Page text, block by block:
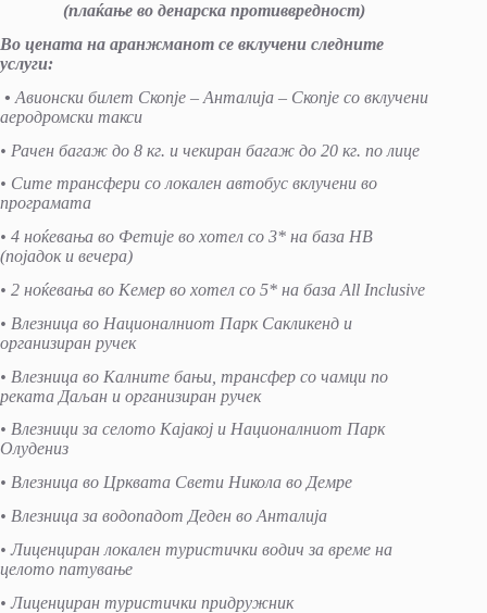
(плаќање во денарска противвредност)
Во цената на аранжманот се вклучени следните
услуги:
• Авионски билет Скопје – Анталија – Скопје со вклучени
аеродромски такси
• Рачен багаж до 8 кг. и чекиран багаж до 20 кг. по лице
• Сите трансфери со локален автобус вклучени во
програмата
• 4 ноќевања во Фетије во хотел со 3* на база HB
(појадок и вечера)
• 2 ноќевања во Кемер во хотел со 5* на база All Inclusive
• Влезница во Националниот Парк Сакликенд и
организиран ручек
• Влезница во Калните бањи, трансфер со чамци по
реката Даљан и организиран ручек
• Влезници за селото Кајакој и Националниот Парк
Олудениз
• Влезница во Црквата Свети Никола во Демре
• Влезница за водопадот Деден во Анталија
• Лиценциран локален туристички водич за време на
целото патување
• Лиценциран туристички придружник